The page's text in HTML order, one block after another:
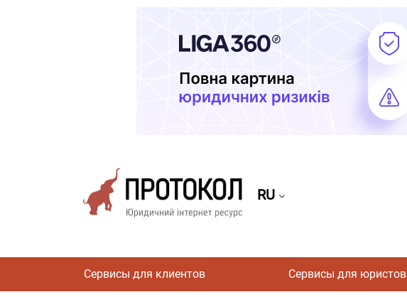
RU
Сервисы для клиентов Сервисы для юристов